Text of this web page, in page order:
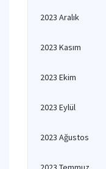
2023 Aralık
2023 Kasım
2023 Ekim
2023 Eylül
2023 Ağustos